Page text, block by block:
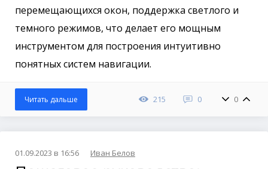
перемещающихся окон, поддержка светлого и
темного режимов, что делает его мощным
инструментом для построения интуитивно
понятных систем навигации.
215 0 0
Читать дальше
01.09.2023 в 16:56 Иван Белов